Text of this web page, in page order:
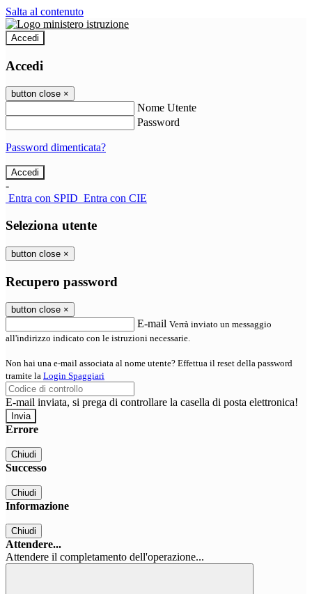
Salta al contenuto
Accedi
Accedi
button close ×
Nome Utente
Password
Password dimenticata?
-
Entra con SPID Entra con CIE
Seleziona utente
button close ×
Recupero password
button close ×
E-mail Verrà inviato un messaggio
all'indirizzo indicato con le istruzioni necessarie.
Non hai una e-mail associata al nome utente? Effettua il reset della password
tramite la Login Spaggiari
E-mail inviata, si prega di controllare la casella di posta elettronica!
Errore
Chiudi
Successo
Chiudi
Informazione
Chiudi
Attendere...
Attendere il completamento dell'operazione...